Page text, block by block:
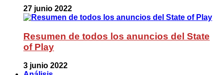
27 junio 2022
Resumen de todos los anuncios del State
of Play
3 junio 2022